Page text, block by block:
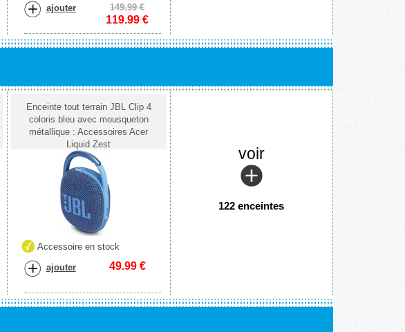
ajouter 149.99 €
119.99 €
Enceinte tout terrain JBL Clip 4
coloris bleu avec mousqueton
métallique : Accessoires Acer
Liquid Zest
Accessoire en stock
ajouter 49.99€
voir
122 enceintes